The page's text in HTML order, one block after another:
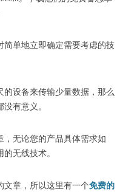
单地立即确定需要考虑的技
设备来传输少量数据，那么
有意义。
无论您的产品具体需求如
无线技术。
文章，所以这里有一个免费的